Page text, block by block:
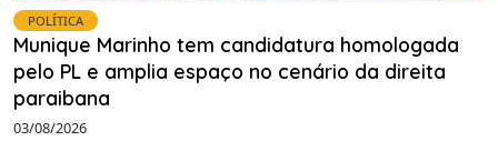
POLÍTICA
Munique Marinho tem candidatura homologada
pelo PL e amplia espaço no cenário da direita
paraibana
03/08/2026